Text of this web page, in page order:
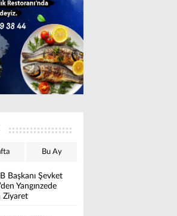
Bu Ay
Başkanı Şevket
Yangınzede
Ziyaret